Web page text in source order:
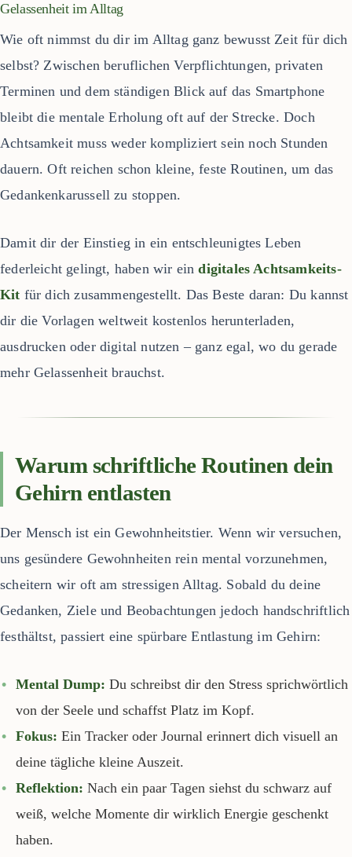
Gelassenheit im Alltag
Wie oft nimmst du dir im Alltag ganz bewusst Zeit für dich
selbst? Zwischen beruflichen Verpflichtungen, privaten
Terminen und dem ständigen Blick auf das Smartphone
bleibt die mentale Erholung oft auf der Strecke. Doch
Achtsamkeit muss weder kompliziert sein noch Stunden
dauern. Oft reichen schon kleine, feste Routinen, um das
Gedankenkarussell zu stoppen.
Damit dir der Einstieg in ein entschleunigtes Leben
federleicht gelingt, haben wir eindigitales Achtsamkeits-
Kit für dich zusammengestellt. Das Beste daran: Du kannst
dir die Vorlagen weltweit kostenlos herunterladen,
ausdrucken oder digital nutzen – ganz egal, wo du gerade
mehr Gelassenheit brauchst.
Warum schriftliche Routinen dein
Gehirn entlasten
Der Mensch ist ein Gewohnheitstier. Wenn wir versuchen,
uns gesündere Gewohnheiten rein mental vorzunehmen,
scheitern wir oft am stressigen Alltag. Sobald du deine
Gedanken, Ziele und Beobachtungen jedoch handschriftlich
festhältst, passiert eine spürbare Entlastung im Gehirn:
Mental Dump: Du schreibst dir den Stress sprichwörtlich
von der Seele und schaffst Platz im Kopf.
Fokus: Ein Tracker oder Journal erinnert dich visuell an
deine tägliche kleine Auszeit.
Reflektion: Nach ein paar Tagen siehst du schwarz auf
weiß, welche Momente dir wirklich Energie geschenkt
haben.